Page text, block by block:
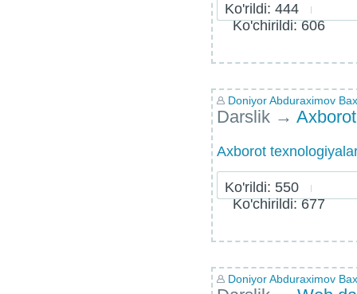
Ko'rildi: 444
Ko'chirildi: 606
Doniyor Abduraximov
Darslik →
Axborot
Ko'rildi: 550
Ko'chirildi: 677
Doniyor Abduraximov